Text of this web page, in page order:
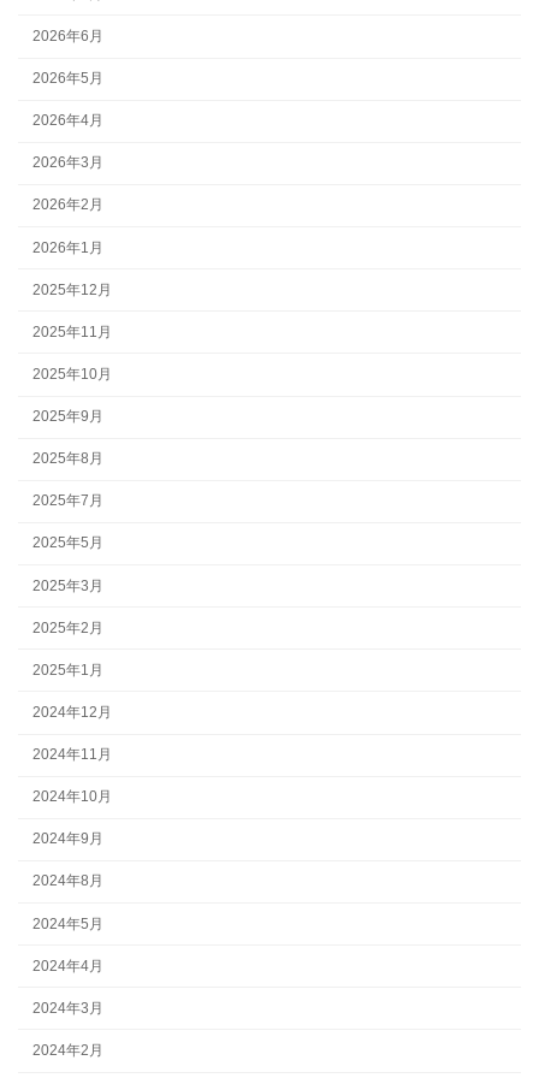
2026年6月
2026年5月
2026年4月
2026年3月
2026年2月
2026年1月
2025年12月
2025年11月
2025年10月
2025年9月
2025年8月
2025年7月
2025年5月
2025年3月
2025年2月
2025年1月
2024年12月
2024年11月
2024年10月
2024年9月
2024年8月
2024年5月
2024年4月
2024年3月
2024年2月